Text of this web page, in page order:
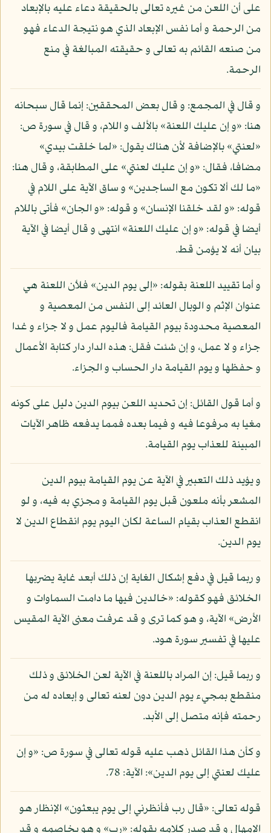
على أن اللعن من غيره تعالى بالحقيقة دعاء عليه بالإبعاد
من الرحمة و أما نفس الإبعاد الذي هو نتيجة الدعاء فهو
من صنعه القائم به تعالى و حقيقته المبالغة في منع
الرحمة.
و قال في المجمع: و قال بعض المحققين: إنما قال سبحانه
هنا: «و إن عليك اللعنة» بالألف و اللام، و قال في سورة ص:
«لعنتي» بالإضافة لأن هناك يقول: «لما خلقت بيدي»
مضافا، فقال: «و إن عليك لعنتي» على المطابقة، و قال هنا:
«ما لك ألا تكون مع الساجدين» و ساق الآية على اللام في
قوله: «و لقد خلقنا الإنسان» و قوله: «و الجان» فأتى باللام
أيضا في قوله: «و إن عليك اللعنة» انتهى و قال أيضا في الآية
بيان أنه لا يؤمن قط.
و أما تقييد اللعنة بقوله: «إلى يوم الدين» فلأن اللعنة هي
عنوان الإثم و الوبال العائد إلى النفس من المعصية و
المعصية محدودة بيوم القيامة فاليوم عمل و لا جزاء و غدا
جزاء و لا عمل، و إن شئت فقل: هذه الدار دار كتابة الأعمال
و حفظها و يوم القيامة دار الحساب و الجزاء.
و أما قول القائل: إن تحديد اللعن بيوم الدين دليل على كونه
مغيا به مرفوعا فيه و فيما بعده فمما يدفعه ظاهر الآيات
المبينة للعذاب يوم القيامة.
و يؤيد ذلك التعبير في الآية عن يوم القيامة بيوم الدين
المشعر بأنه ملعون قبل يوم القيامة و مجزي به فيه، و لو
انقطع العذاب بقيام الساعة لكان اليوم يوم انقطاع الدين لا
يوم الدين.
و ربما قيل في دفع إشكال الغاية إن ذلك أبعد غاية يضربها
الخلائق فهو كقوله: «خالدين فيها ما دامت السماوات و
الأرض» الآية، و هو كما ترى و قد عرفت معنى الآية المقيس
عليها في تفسير سورة هود.
و ربما قيل: إن المراد باللعنة في الآية لعن الخلائق و ذلك
منقطع بمجيء يوم الدين دون لعنه تعالى و إبعاده له من
رحمته فإنه متصل إلى الأبد.
و كأن هذا القائل ذهب عليه قوله تعالى في سورة ص: «و إن
عليك لعنتي إلى يوم الدين»: الآية: 78.
قوله تعالى: «قال رب فأنظرني إلى يوم يبعثون» الإنظار هو
الإمهال و قد صدر كلامه بقوله: «رب» و هو يخاصمه و قد